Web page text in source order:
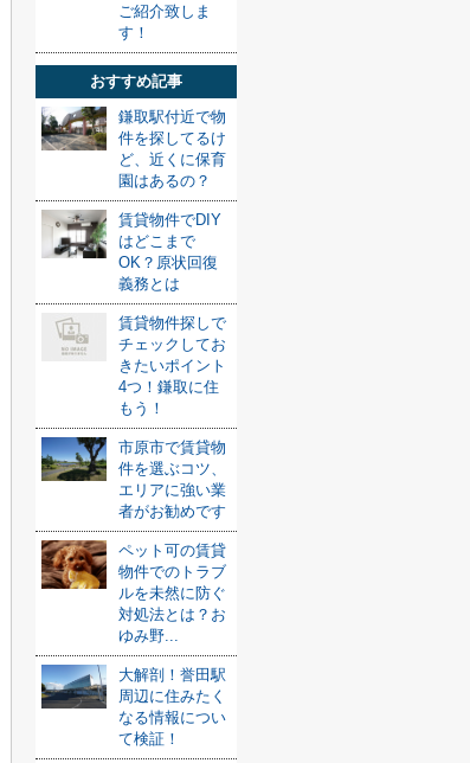
ご紹介致しま
す！
おすすめ記事
鎌取駅付近で物
件を探してるけ
ど、近くに保育
園はあるの？
賃貸物件でDIY
はどこまで
OK？原状回復
義務とは
賃貸物件探しで
チェックしてお
きたいポイント
4つ！鎌取に住
もう！
市原市で賃貸物
件を選ぶコツ、
エリアに強い業
者がお勧めです
ペット可の賃貸
物件でのトラブ
ルを未然に防ぐ
対処法とは？お
ゆみ野...
大解剖！誉田駅
周辺に住みたく
なる情報につい
て検証！